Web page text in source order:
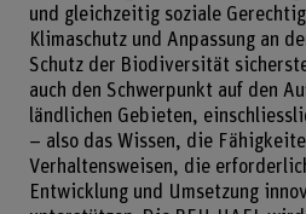
und gleichzeitig soziale
Klimaschutz und Anpassung an
Schutz der Biodiversität
auch den Schwerpunkt auf den
ländlichen Gebieten,
– also das Wissen, die
Verhaltensweisen, die
Entwicklung und Umsetzung